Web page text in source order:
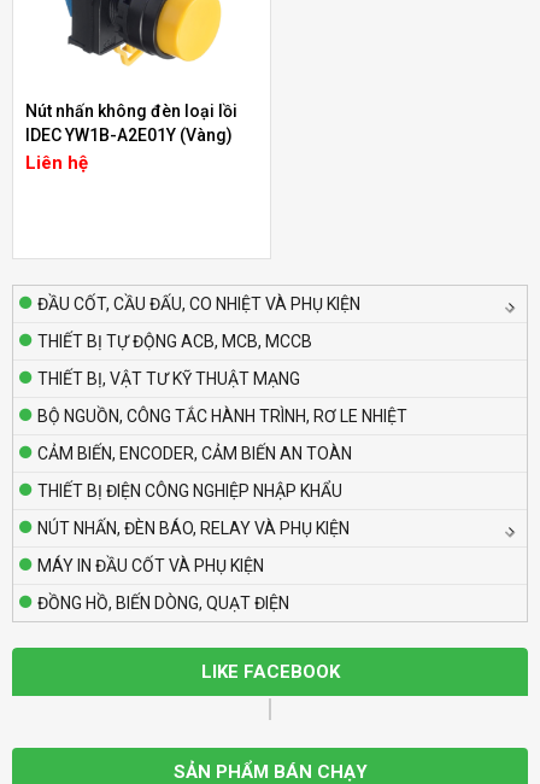
Nút nhấn không đèn loại lồi
IDEC YW1B-A2E01Y (Vàng)
(1NC nhấn giữ)
Liên hệ
ĐẦU CỐT, CẦU ĐẤU, CO NHIỆT VÀ PHỤ KIỆN
THIẾT BỊ TỰ ĐỘNG ACB, MCB, MCCB
THIẾT BỊ, VẬT TƯ KỸ THUẬT MẠNG
BỘ NGUỒN, CÔNG TẮC HÀNH TRÌNH, RƠ LE NHIỆT
CẢM BIẾN, ENCODER, CẢM BIẾN AN TOÀN
THIẾT BỊ ĐIỆN CÔNG NGHIỆP NHẬP KHẨU
NÚT NHẤN, ĐÈN BÁO, RELAY VÀ PHỤ KIỆN
MÁY IN ĐẦU CỐT VÀ PHỤ KIỆN
ĐỒNG HỒ, BIẾN DÒNG, QUẠT ĐIỆN
LIKE FACEBOOK
SẢN PHẨM BÁN CHẠY
Bộ điều khiển nhiệt độ Autonics TC4S-12R
(Loại tiêu chuẩn)
Liên hệ
Bộ định thời Analog – Power Off Delay
Autonics AT8PMN
Liên hệ
Bộ định thời Analog – Power Off Delay
Liên hệ
Bộ định thời Analog – Power Off Delay
Liên hệ
Aptomat MCCB Fuji (Loại cố định)
BW100EAG-2P 100A 10kA
Liên hệ